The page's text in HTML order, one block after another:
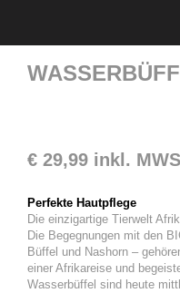
€ 29,99 inkl.
Perfekte Hautpflege
Die einzigartige Tierwelt
Die Begegnungen mit den
Büffel und Nashorn –
einer Afrikareise und
Wasserbüffel sind heute